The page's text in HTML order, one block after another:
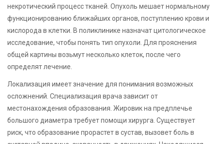
некротический процесс тканей. Опухоль мешает нормальному
функционированию ближайших органов, поступлению крови и
кислорода в клетки. В поликлинике назначат цитологическое
исследование, чтобы понять тип опухоли. Для прояснения
общей картины возьмут несколько клеток, после чего
определят лечение.
Локализация имеет значение для понимания возможных
осложнений. Специализация врача зависит от
местонахождения образования. Жировик на предплечье
большого диаметра требует помощи хирурга. Существует
риск, что образование прорастет в сустав, вызовет боль в